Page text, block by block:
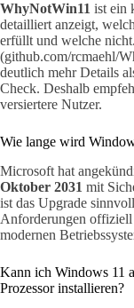
WhyNotWin11 ist ein
detailliert anzeigt,
erfüllt und welche
(github.com/rcmaehl/
deutlich mehr Details
Check. Deshalb
versiertere Nutzer.
Wie lange wird
Microsoft hat
Oktober 2031 mit
ist das Upgrade
Anforderungen
modernen
Kann ich Windows 11
Prozessor installieren?